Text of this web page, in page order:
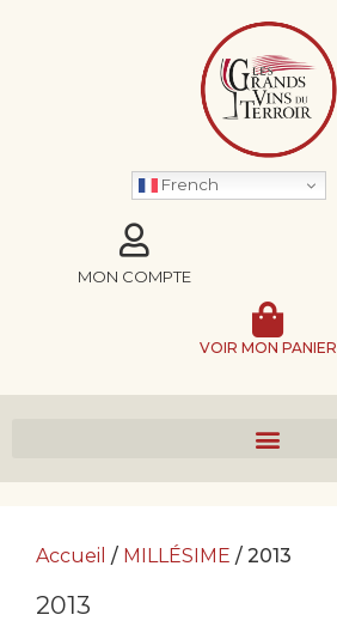
French
MON COMPTE
VOIR MON PANIER
Accueil / MILLÉSIME / 2013
2013